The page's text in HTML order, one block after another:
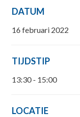
DATUM
16 februari 2022
TIJDSTIP
13:30 - 15:00
LOCATIE